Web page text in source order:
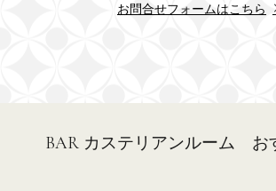
お問合せフォームはこちら
BAR カステリアンルーム お